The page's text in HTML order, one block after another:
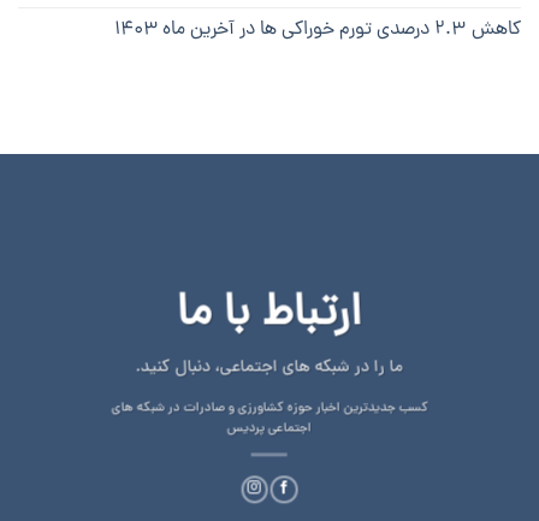
کاهش ۲.۳ درصدی تورم خوراکی ها در آخرین ماه ۱۴۰۳
ارتباط با ما
ما را در شبکه های اجتماعی، دنبال کنید.
کسب جدیدترین اخبار حوزه کشاورزی و صادرات در شبکه های
اجتماعی پردیس